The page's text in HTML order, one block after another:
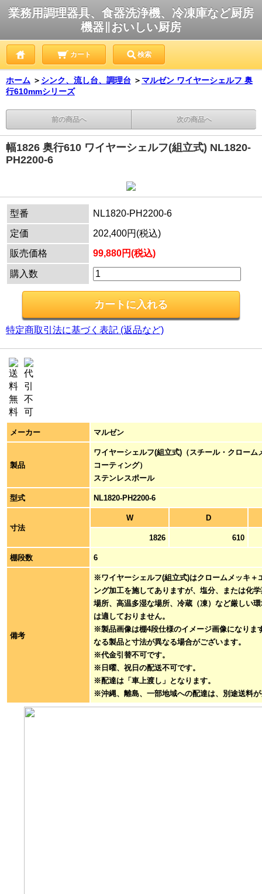
業務用調理器具、食器洗浄機、冷凍庫など厨房
機器∥おいしい厨房
カート 検索
ホーム ＞ シンク、流し台、調理台 ＞ マルゼン ワイヤーシェルフ 奥
行610mmシリーズ
前の商品へ 次の商品へ
幅1826 奥行610 ワイヤーシェルフ(組立式) NL1820-
PH2200-6
型番
NL1820-PH2200-6
定価
202,400円(税込)
販売価格
99,880円(税込)
購入数
特定商取引法に基づく表記 (返品など)
メーカー マルゼン
製品
ワイヤーシェルフ(組立式)（スチール・クローム
コーティング）
ステンレスポール
型式 NL1820-PH2200-6
寸法
W D
1826 610
棚段数 6
備考
※ワイヤーシェルフ(組立式)はクロームメッキ＋
ング加工を施してありますが、塩分、または化
場所、高温多湿な場所、冷蔵（凍）など厳しい
は適しておりません。
※製品画像は棚4段仕様のイメージ画像になりま
なる製品と寸法が異なる場合がございます。
※代金引替不可です。
※日曜、祝日の配送不可です。
※配達は「車上渡し」となります。
※沖縄、離島、一部地域への配達は、別途送料